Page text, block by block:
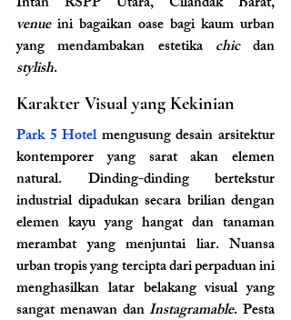
venue ini bagaikan oase bagi kaum urban
yang mendambakan estetika chic
stylish.
Karakter Visual yang Kekinian
Park 5 Hotel mengusung desain arsitektur
kontemporer yang sarat akan elemen
natural. Dinding-dinding bertekstur
industrial dipadukan secara brilian dengan
elemen kayu yang hangat dan tanaman
merambat yang menjuntai liar. Nuansa
urban tropis yang tercipta dari perpaduan ini
menghasilkan latar belakang visual yang
sangat menawan dan Instagramable. Pesta